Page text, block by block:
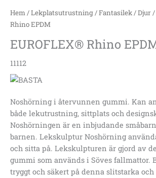
Hem/Lekplatsutrustning/Fantasilek/Djur/
Rhino EPDM
EUROFLEX® Rhino
11112
Noshörning i återvunnen gummi. Kan
både lekutrustning, sittplats och
Noshörningen är en inbjudande
barnen. Lekskulptur Noshörning
och sitta på. Lekskulpturen är gjord av
gummi som används i Söves fallmattor.
tryggt och säkert på denna slitstarka